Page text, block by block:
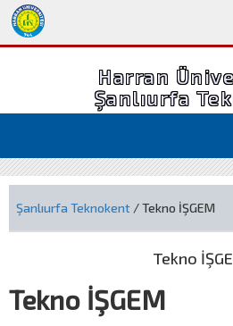
Harran
Şanlıurfa
Şanlıurfa Teknokent / Tekno İŞGEM
Tekno
Tekno İŞGEM